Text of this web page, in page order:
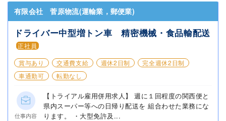
有限会社 菅原物流(運輸業，郵便業)
ドライバー中型増トン車 精密機械・食品輸配送
正社員
賞与あり
交通費支給 週休2日制
完全週休2日制
車通勤可
転勤なし
仕事内容
【トライアル雇用併用求人】 週に１回程度の関西便と
県内スーパー等への日帰り配送を 組合わせた業務にな
ります。 ・大型免許及...